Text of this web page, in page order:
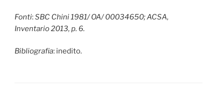
Fonti:SBC Chini 1981/ OA/ 00034650; ACSA,
Inventario 2013, p. 6.
Bibliografia: inedito.